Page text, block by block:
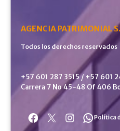
AGENCIA PATRIMONIAL
Todos los derechos reservados
+57 601 287 3515 / +57 601
Carrera 7 No 45-48 Of 406
Facebook
X Instagram
Política